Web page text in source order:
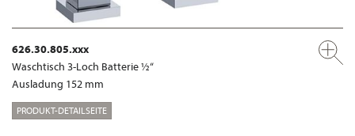
626.30.805.xxx
Waschtisch 3-Loch Batterie ½“
Ausladung 152 mm
PRODUKT-DETAILSEITE